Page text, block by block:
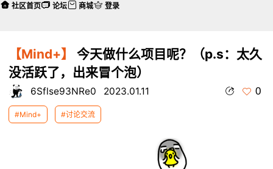
【Mind+】
今天做什么项目呢？（p.s：太久
没活跃了，出来冒个泡）
6Sflse93NRe0 2023.01.11 0
#Mind+ #讨论交流
社区首页 论坛 商城 登录